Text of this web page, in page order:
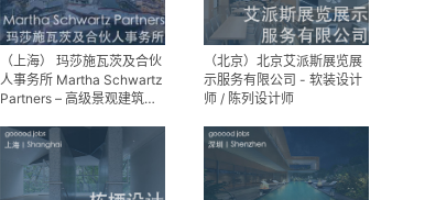
（上海） 玛莎施瓦茨及合伙
人事务所 Martha Schwartz
Partners – 高级景观建筑师
Designer / 景观建筑师
Landscape Designer
（北京）北京艾派斯展览展
示服务有限公司 - 软装设计
师 / 陈列设计师